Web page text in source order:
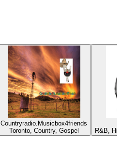
Countryradio.Musicbox4friends
Toronto, Country, Gospel
R&B,